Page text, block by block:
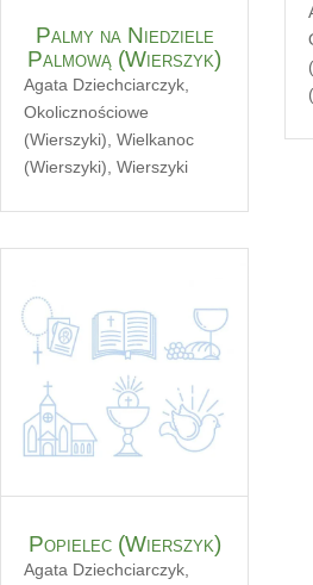
Palmy na Niedziele
Palmową (Wierszyk)
Agata Dziechciarczyk
Okolicznościowe
(Wierszyki) Wielkanoc
(Wierszyki) Wierszyki
Popielec (Wierszyk)
Agata Dziechciarczyk